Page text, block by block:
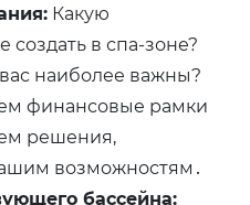
Какую
создать в спа-зоне?
наиболее важны?
финансовые рамки
решения,
возможностям․
бассейна: